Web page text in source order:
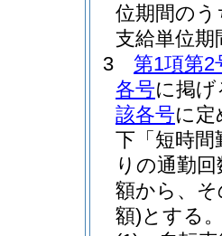
位期間の
支給単位
3
第1項第2
各号に掲
該各号に定
下「短時間
りの通勤
額から、
額)とする